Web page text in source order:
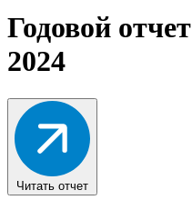
Годовой отчет
2024
Читать отчет